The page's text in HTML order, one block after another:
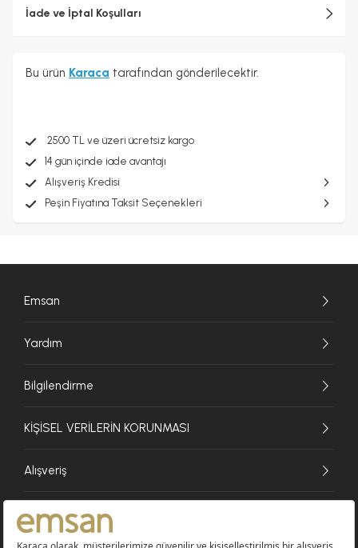
İade ve İptal Koşulları
Bu ürün Karaca tarafından gönderilecektir.
2500 TL ve üzeri ücretsiz kargo
14 gün içinde iade avantajı
Alışveriş Kredisi
Peşin Fiyatına Taksit Seçenekleri
Emsan
Yardım
Bilgilendirme
KİŞİSEL VERİLERİN KORUNMASI
Alışveriş